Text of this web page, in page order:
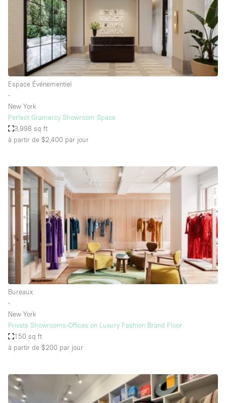
Bar
Cabines d'essayage
Chauffage
Comptoir
Concierge
De plain-pied
Entrée Large
Espace Brut
Espace Epuré / Minimaliste
Exposition Véhicules
Internet
Jardin
Licence Alcool
Lumière du Jour
Mobilier
Plusieurs Pièces
Portants
Rooftop / Terrasse
Espace Événementiel
∙
New York
Perfect Gramercy Showroom Space
3,998 sq ft
à partir de $2,400 par jour
Bureaux
∙
New York
Private Showrooms-Offices on Luxury Fashion Brand Floor
150 sq ft
à partir de $200 par jour